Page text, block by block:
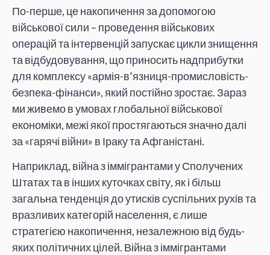
По-перше, це накопичення за допомогою
військової сили – проведення військових
операцій та інтервенцій запускає цикли знищення
та відбудовування, що приносить надприбутки
для комплексу «армія-в’язниця-промисловість-
безпека-фінанси», який постійно зростає. Зараз
ми живемо в умовах глобальної військової
економіки, межі якої простягаються значно далі
за «гарячі війни» в Іраку та Афганістані.
Наприклад, війна з іммігрантами у Сполучених
Штатах та в інших куточках світу, як і більш
загальна тенденція до утисків суспільних рухів та
вразливих категорій населення, є лише
стратегією накопичення, незалежною від будь-
яких політичних цілей. Війна з іммігрантами